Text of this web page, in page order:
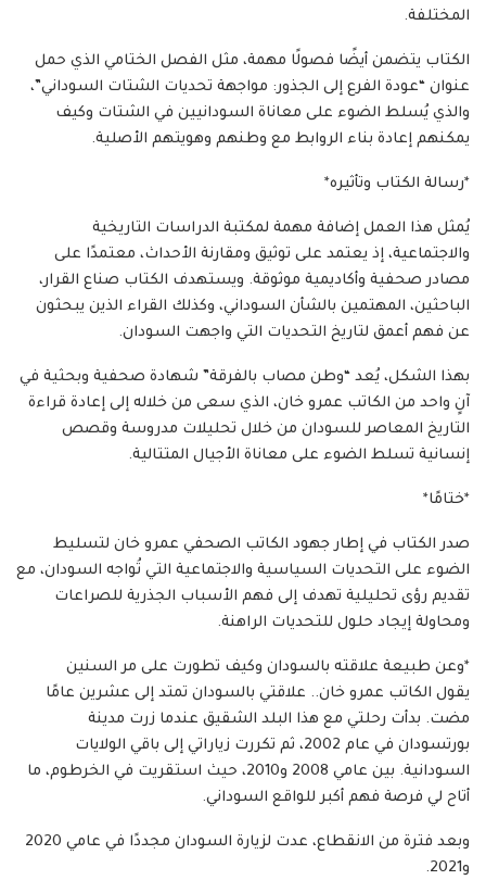
المختلفة.
الكتاب يتضمن أيضًا فصولًا مهمة، مثل الفصل الختامي الذي حمل
عنوان “عودة الفرع إلى الجذور: مواجهة تحديات الشتات السوداني”،
والذي يُسلط الضوء على معاناة السودانيين في الشتات وكيف
يمكنهم إعادة بناء الروابط مع وطنهم وهويتهم الأصلية.
*رسالة الكتاب وتأثيره*
يُمثل هذا العمل إضافة مهمة لمكتبة الدراسات التاريخية
والاجتماعية، إذ يعتمد على توثيق ومقارنة الأحداث، معتمدًا على
مصادر صحفية وأكاديمية موثوقة. ويستهدف الكتاب صناع القرار،
الباحثين، المهتمين بالشأن السوداني، وكذلك القراء الذين يبحثون
عن فهم أعمق لتاريخ التحديات التي واجهت السودان.
بهذا الشكل، يُعد “وطن مصاب بالفرقة” شهادة صحفية وبحثية في
آنٍ واحد من الكاتب عمرو خان، الذي سعى من خلاله إلى إعادة قراءة
التاريخ المعاصر للسودان من خلال تحليلات مدروسة وقصص
إنسانية تسلط الضوء على معاناة الأجيال المتتالية.
*ختامًا*
صدر الكتاب في إطار جهود الكاتب الصحفي عمرو خان لتسليط
الضوء على التحديات السياسية والاجتماعية التي تُواجه السودان، مع
تقديم رؤى تحليلية تهدف إلى فهم الأسباب الجذرية للصراعات
ومحاولة إيجاد حلول للتحديات الراهنة.
*وعن طبيعة علاقته بالسودان وكيف تطورت على مر السنين
يقول الكاتب عمرو خان.. علاقتي بالسودان تمتد إلى عشرين عامًا
مضت. بدأت رحلتي مع هذا البلد الشقيق عندما زرت مدينة
بورتسودان في عام 2002، ثم تكررت زياراتي إلى باقي الولايات
السودانية. بين عامي 2008 و2010، حيث استقريت في الخرطوم، ما
أتاح لي فرصة فهم أكبر للواقع السوداني.
وبعد فترة من الانقطاع، عدت لزيارة السودان مجددًا في عامي 2020
و2021.